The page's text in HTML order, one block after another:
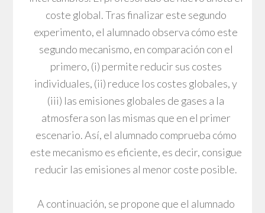
coste global. Tras finalizar este segundo
experimento, el alumnado observa cómo este
segundo mecanismo, en comparación con el
primero, (i) permite reducir sus costes
individuales, (ii) reduce los costes globales, y
(iii) las emisiones globales de gases a la
atmosfera son las mismas que en el primer
escenario. Así, el alumnado comprueba cómo
este mecanismo es eficiente, es decir, consigue
reducir las emisiones al menor coste posible.
A continuación, se propone que el alumnado